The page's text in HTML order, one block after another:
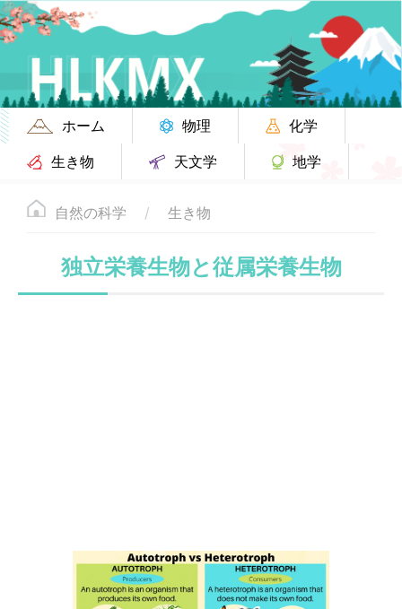
ホーム 物理
化学
生き物
天文学 地学
自然の科学 生き物
独立栄養生物と従属栄養生物